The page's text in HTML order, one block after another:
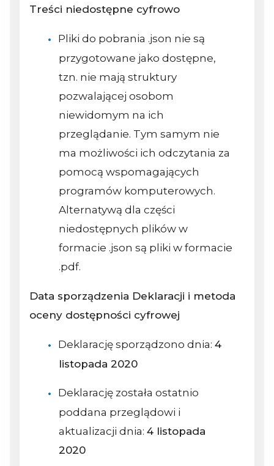
Treści niedostępne cyfrowo
Pliki do pobrania .json nie są
przygotowane jako dostępne,
tzn. nie mają struktury
pozwalającej osobom
niewidomym na ich
przeglądanie. Tym samym nie
ma możliwości ich odczytania za
pomocą wspomagających
programów komputerowych.
Alternatywą dla części
niedostępnych plików w
formacie .json są pliki w formacie
.pdf.
Data sporządzenia Deklaracji i metoda
oceny dostępności cyfrowej
Deklarację sporządzono dnia: 4
listopada 2020
Deklarację została ostatnio
poddana przeglądowi i
aktualizacji dnia: 4 listopada
2020